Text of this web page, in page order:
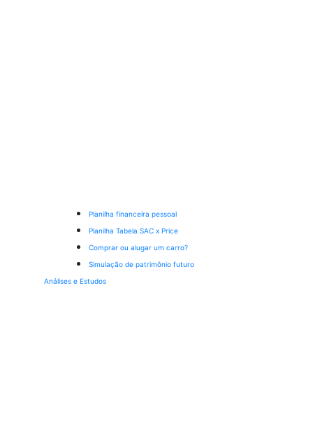
Planilha financeira pessoal
Planilha Tabela SAC x Price
Comprar ou alugar um carro?
Simulação de patrimônio futuro
Análises e Estudos